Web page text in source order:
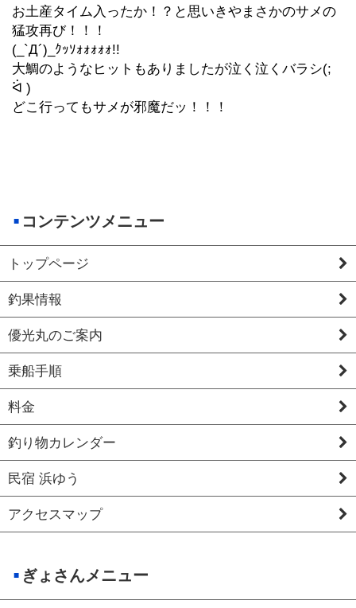
お土産タイム入ったか！？と思いきやまさかのサメの
猛攻再び！！！
(_`Д´)_ｸｯｿｫｫｫｫｫ!!
大鯛のようなヒットもありましたが泣く泣くバラシ(;
ᐛ )
どこ行ってもサメが邪魔だッ！！！
コンテンツメニュー
トップページ
釣果情報
優光丸のご案内
乗船手順
料金
釣り物カレンダー
民宿 浜ゆう
アクセスマップ
ぎょさんメニュー